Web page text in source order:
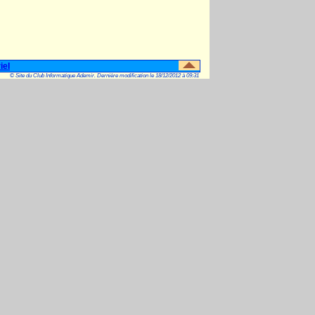
© Site du Club Informatique Ademir. Dernière modification le 18/12/2012 à 09:31